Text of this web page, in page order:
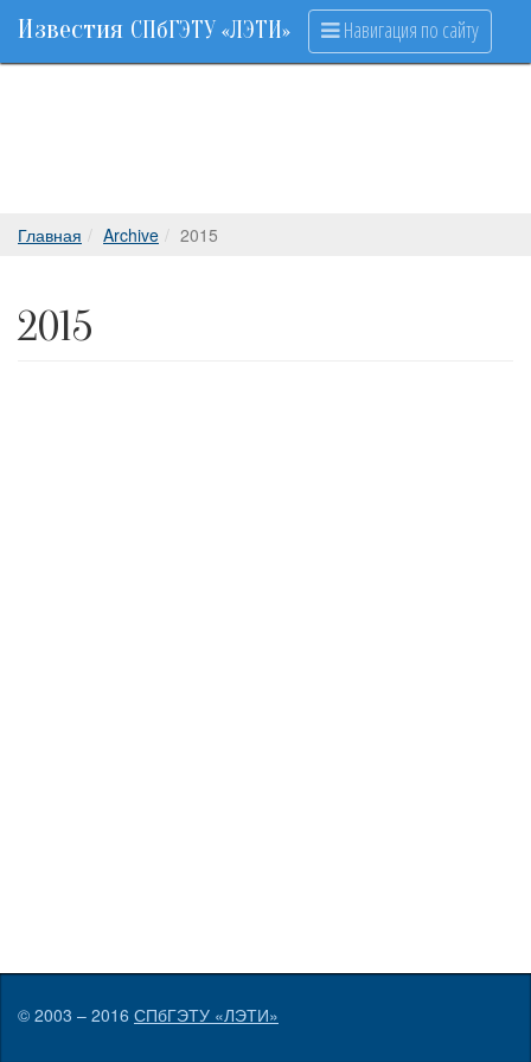
Известия СПбГЭТУ «ЛЭТИ» Навигация по сайту
Главная Archive 2015
2015
© 2003 – 2016 СПбГЭТУ «ЛЭТИ»